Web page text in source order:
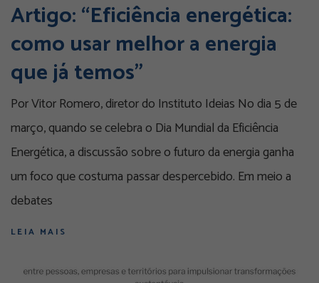
Artigo: “Eficiência energética:
como usar melhor a energia
que já temos”
Por Vitor Romero, diretor do Instituto Ideias No dia 5 de
março, quando se celebra o Dia Mundial da Eficiência
Energética, a discussão sobre o futuro da energia ganha
um foco que costuma passar despercebido. Em meio a
debates
LEIA MAIS